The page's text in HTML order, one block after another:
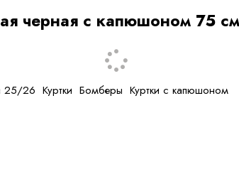
черная с капюшоном 75
25/26 Куртки Бомберы Куртки с капюшоном